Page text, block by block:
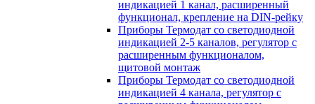
индикацией 1 канал, расширенный
функционал, крепление на DIN-рейку
Приборы Термодат со светодиодной
индикацией 2-5 каналов, регулятор с
расширенным функционалом,
щитовой монтаж
Приборы Термодат со светодиодной
индикацией 4 канала, регулятор с